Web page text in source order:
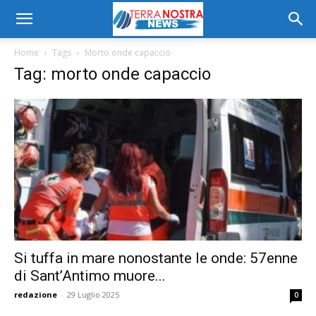
Home Tags Morto onde capaccio
Tag: morto onde capaccio
Si tuffa in mare nonostante le onde: 57enne
di Sant’Antimo muore...
redazione - 29 Luglio 2025 0